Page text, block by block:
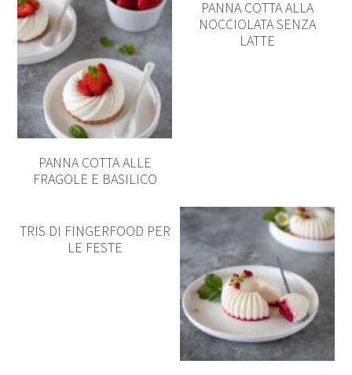
PANNA COTTA ALLE
FRAGOLE E BASILICO
PANNA COTTA ALLA
NOCCIOLATA SENZA
LATTE
TRIS DI FINGERFOOD PER
LE FESTE